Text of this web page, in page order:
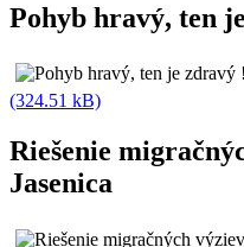
Pohyb hravý, ten
(324.51 kB)
Riešenie
Jasenica